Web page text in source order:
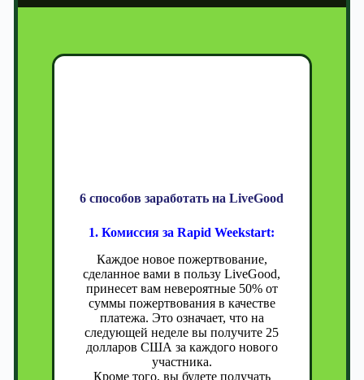
6 способов заработать на LiveGood
1. Комиссия за Rapid Weekstart:
Каждое новое пожертвование,
сделанное вами в пользу LiveGood,
принесет вам невероятные 50% от
суммы пожертвования в качестве
платежа. Это означает, что на
следующей неделе вы получите 25
долларов США за каждого нового
участника.
Кроме того, вы будете получать